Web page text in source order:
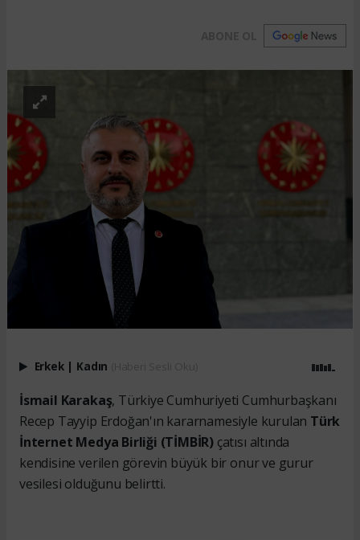
Erkek | Kadın
İsmail Karakaş, Türkiye Cumhuriyeti Cumhurbaşkanı
Recep Tayyip Erdoğan'ın kararnamesiyle kurulan Türk
İnternet Medya Birliği (TİMBİR) çatısı altında
kendisine verilen görevin büyük bir onur ve gurur
vesilesi olduğunu belirtti.